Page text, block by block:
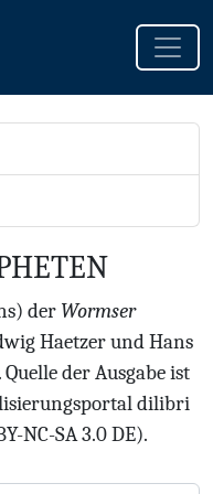
der Wormser
Haetzer und Hans
der Ausgabe ist
dilibri
NC-SA 3.0 DE).